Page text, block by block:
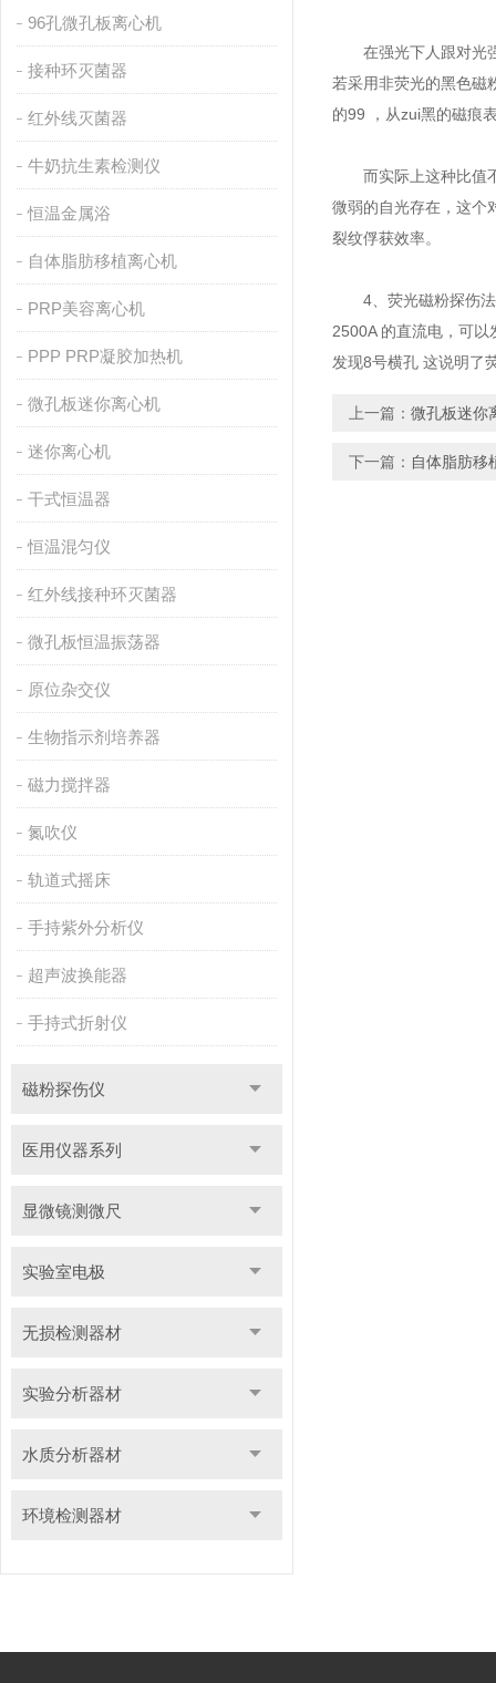
96孔微孔板离心机
接种环灭菌器
红外线灭菌器
牛奶抗生素检测仪
恒温金属浴
自体脂肪移植离心机
PRP美容离心机
PPP PRP凝胶加热机
微孔板迷你离心机
迷你离心机
干式恒温器
恒温混匀仪
红外线接种环灭菌器
微孔板恒温振荡器
原位杂交仪
生物指示剂培养器
磁力搅拌器
氮吹仪
轨道式摇床
手持紫外分析仪
超声波换能器
手持式折射仪
磁粉探伤仪
医用仪器系列
显微镜测微尺
实验室电极
无损检测器材
实验分析器材
水质分析器材
环境检测器材
在强光下人跟对光强
若采用非荧光的黑色磁
的99 ，从zui黑的磁痕
而实际上这种比值不
微弱的自光存在，这个
裂纹俘获效率。
4、荧光磁粉探伤法
2500A 的直流电，可
发现8号横孔 这说明了
上一篇： 微孔板迷你
下一篇： 自体脂肪移